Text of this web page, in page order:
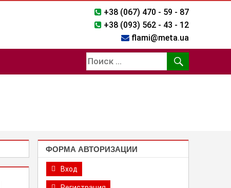
+38 (067) 470 - 59 - 87
+38 (093) 562 - 43 - 12
flami@meta.ua
ФОРМА АВТОРИЗАЦИИ
Вход